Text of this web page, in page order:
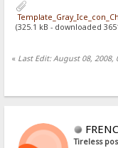
(325.1 kB - downloaded
« Last Edit: August 08, 2008,
Tireless